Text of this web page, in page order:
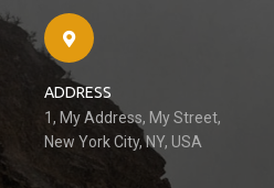
ADDRESS
1, My Address, My Street,
New York City, NY, USA